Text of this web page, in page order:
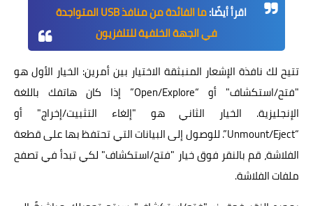
اقرأ أيضًا:
ما الفائدة من منافذ USB المتواجدة
في الجهة الخلفية للتلفزيون
تتيح لك نافذة الإشعار المنبثقة الاختيار بين أمرين: الخيار الأول هو
"فتح/استكشاف" أو “Open/Explore” إذا كان هاتفك باللغة
الإنجليزية. الخيار الثاني هو "إلغاء التثبيت/إخراج" أو
“Unmount/Eject”. للوصول إلى البيانات التي تحتفظ بها على قطعة
الفلاشة، قم بالنقر فوق خيار "فتح/استكشاف" لكي تبدأ في تصفح
ملفات الفلاشة.